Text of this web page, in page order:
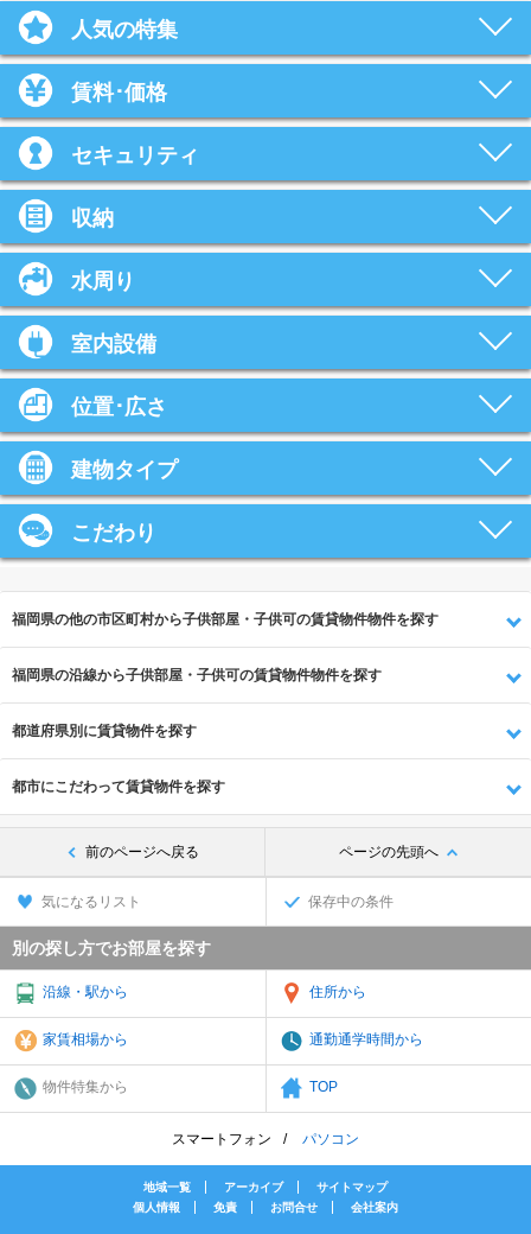
人気の特集
賃料･価格
セキュリティ
収納
水周り
室内設備
位置･広さ
建物タイプ
こだわり
福岡県の他の市区町村から子供部屋・子供可の賃貸物件物件を探す
福岡県の沿線から子供部屋・子供可の賃貸物件物件を探す
都道府県別に賃貸物件を探す
都市にこだわって賃貸物件を探す
前のページへ戻る ページの先頭へ
気になるリスト 保存中の条件
別の探し方でお部屋を探す
沿線・駅から 住所から
家賃相場から 通勤通学時間から
物件特集から TOP
スマートフォン パソコン
地域一覧 アーカイブ
サイトマップ
個人情報
免責 お問合せ 会社案内